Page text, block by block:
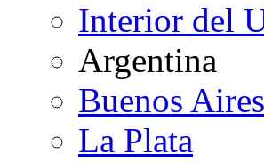
Interior del
Argentina
Buenos Aires
La Plata